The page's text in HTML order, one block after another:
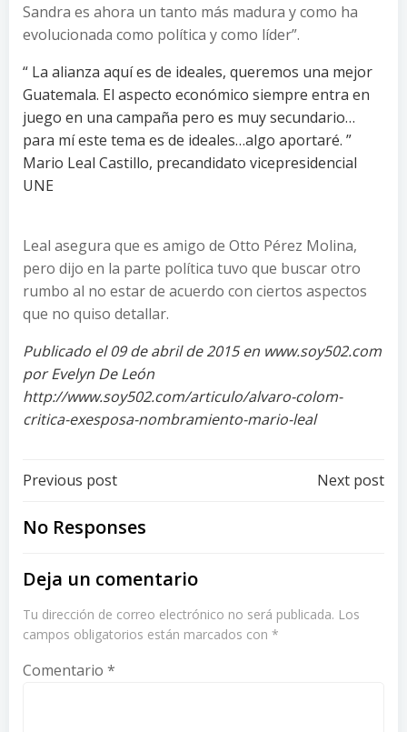
Sandra es ahora un tanto más madura y como ha
evolucionada como política y como líder”.
“ La alianza aquí es de ideales, queremos una mejor
Guatemala. El aspecto económico siempre entra en
juego en una campaña pero es muy secundario…
para mí este tema es de ideales…algo aportaré. ”
Mario Leal Castillo, precandidato vicepresidencial
UNE
Leal asegura que es amigo de Otto Pérez Molina,
pero dijo en la parte política tuvo que buscar otro
rumbo al no estar de acuerdo con ciertos aspectos
que no quiso detallar.
Publicado el 09 de abril de 2015 en www.soy502.com
por Evelyn De León
http://www.soy502.com/articulo/alvaro-colom-
critica-exesposa-nombramiento-mario-leal
Post
navigation
Previous post Next post
No Responses
Deja un comentario
Tu dirección de correo electrónico no será publicada. Los
campos obligatorios están marcados con *
Comentario *